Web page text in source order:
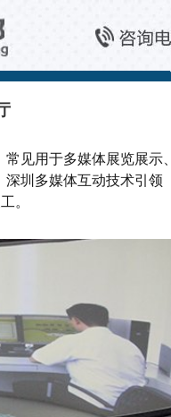
见用于多媒体展览展示、
深圳多媒体互动技术引领
。